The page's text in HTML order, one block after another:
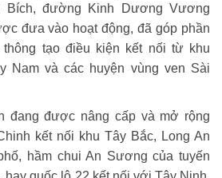
Bích, đường Kinh Dương Vương
đưa vào hoạt động, đã góp phần
tạo điều kiện kết nối từ khu
Nam và các huyện vùng ven Sài
đang được nâng cấp và mở rộng
kết nối khu Tây Bắc, Long An
hầm chui An Sương của tuyến